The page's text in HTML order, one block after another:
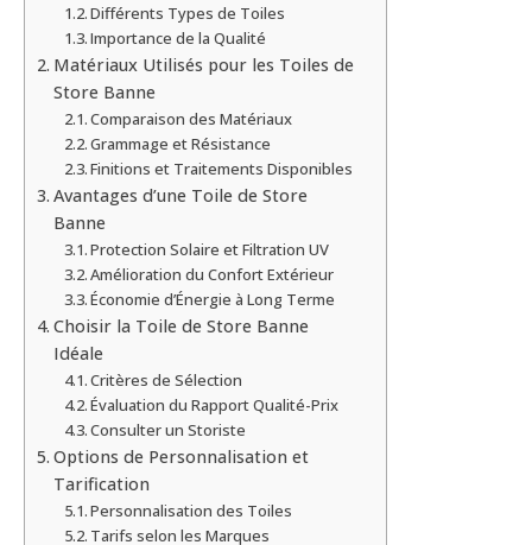
Différents Types de Toiles
Importance de la Qualité
Matériaux Utilisés pour les Toiles de
Store Banne
Comparaison des Matériaux
Grammage et Résistance
Finitions et Traitements Disponibles
Avantages d’une Toile de Store
Banne
Protection Solaire et Filtration UV
Amélioration du Confort Extérieur
Économie d’Énergie à Long Terme
Choisir la Toile de Store Banne
Idéale
Critères de Sélection
Évaluation du Rapport Qualité-Prix
Consulter un Storiste
Options de Personnalisation et
Tarification
Personnalisation des Toiles
Tarifs selon les Marques